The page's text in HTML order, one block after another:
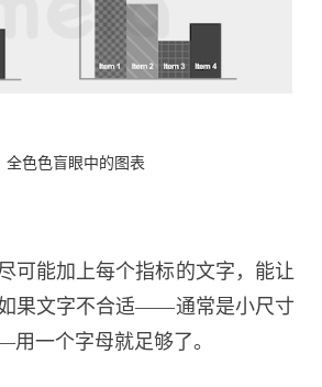
全色色盲眼中的图表
可能加上每个指标的文字，能让
果文字不合适——通常是小尺寸
一个字母就足够了。